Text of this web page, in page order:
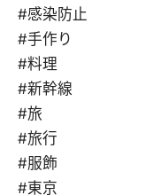
#感染防止
#手作り
#料理
#新幹線
#旅
#旅行
#服飾
#東京